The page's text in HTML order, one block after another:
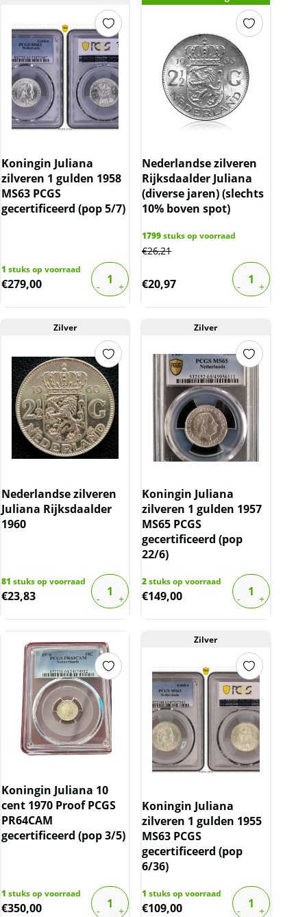
Koningin Juliana
zilveren 1 gulden 1958
MS63 PCGS
gecertificeerd (pop 5/7)
1 stuks op voorraad
€279,00
Nederlandse zilveren
Rijksdaalder Juliana
(diverse jaren) (slechts
10% boven spot)
1799stuks op voorraad
€26,21
€20,97
Zilver
Nederlandse zilveren
Juliana Rijksdaalder
1960
81 stuks op voorraad
€23,83
Zilver
Koningin Juliana
zilveren 1 gulden 1957
MS65 PCGS
gecertificeerd (pop
22/6)
2stuks op voorraad
€149,00
Koningin Juliana 10
cent 1970 Proof PCGS
PR64CAM
gecertificeerd (pop 3/5)
1 stuks op voorraad
€350,00
Zilver
Koningin Juliana
zilveren 1 gulden 1955
MS63 PCGS
gecertificeerd (pop
6/36)
1 stuks op voorraad
€109,00